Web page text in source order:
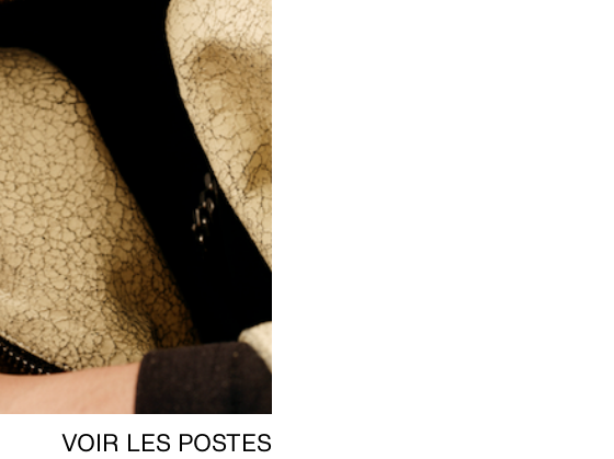
VOIR LES POSTES